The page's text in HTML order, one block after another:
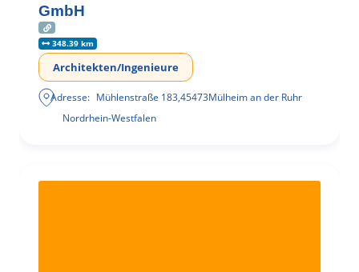
GmbH
348.39 km
Architekten/Ingenieure
Adresse: Mühlenstraße 183,45473Mülheim an der Ruhr
Nordrhein-Westfalen